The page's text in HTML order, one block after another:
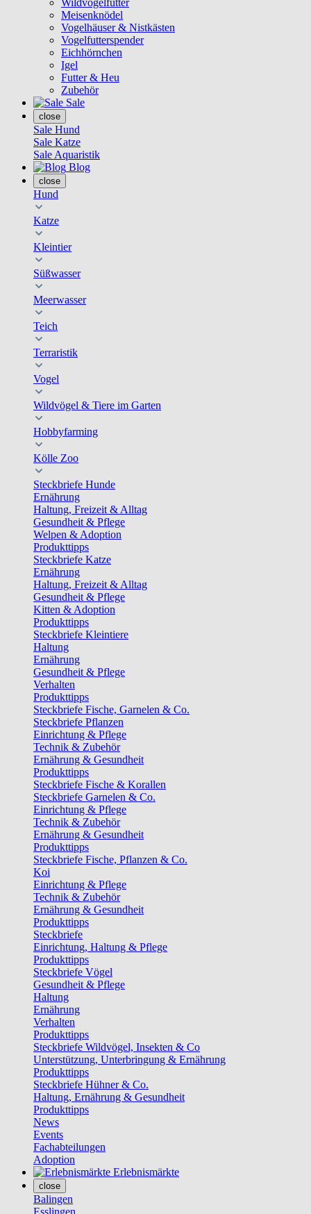
Wildvogelfutter
Meisenknödel
Vogelhäuser & Nistkästen
Vogelfutterspender
Eichhörnchen
Igel
Futter & Heu
Zubehör
Sale
close
Sale Hund
Sale Katze
Sale Aquaristik
Blog
close
Hund
Katze
Kleintier
Süßwasser
Meerwasser
Teich
Terraristik
Vogel
Wildvögel & Tiere im Garten
Hobbyfarming
Kölle Zoo
Steckbriefe Hunde
Ernährung
Haltung, Freizeit & Alltag
Gesundheit & Pflege
Welpen & Adoption
Produkttipps
Steckbriefe Katze
Ernährung
Haltung, Freizeit & Alltag
Gesundheit & Pflege
Kitten & Adoption
Produkttipps
Steckbriefe Kleintiere
Haltung
Ernährung
Gesundheit & Pflege
Verhalten
Produkttipps
Steckbriefe Fische, Garnelen & Co.
Steckbriefe Pflanzen
Einrichtung & Pflege
Technik & Zubehör
Ernährung & Gesundheit
Produkttipps
Steckbriefe Fische & Korallen
Steckbriefe Garnelen & Co.
Einrichtung & Pflege
Technik & Zubehör
Ernährung & Gesundheit
Produkttipps
Steckbriefe Fische, Pflanzen & Co.
Koi
Einrichtung & Pflege
Technik & Zubehör
Ernährung & Gesundheit
Produkttipps
Steckbriefe
Einrichtung, Haltung & Pflege
Produkttipps
Steckbriefe Vögel
Gesundheit & Pflege
Haltung
Ernährung
Verhalten
Produkttipps
Steckbriefe Wildvögel, Insekten & Co
Unterstützung, Unterbringung & Ernährung
Produkttipps
Steckbriefe Hühner & Co.
Haltung, Ernährung & Gesundheit
Produkttipps
News
Events
Fachabteilungen
Adoption
Erlebnismärkte
close
Balingen
Esslingen